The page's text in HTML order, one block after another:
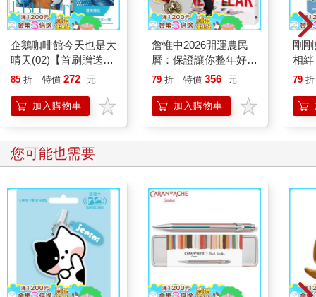
種有效的分析方式。
那麼，我們該如何掌握商業銀行的流動性狀況呢？其中一個方法
是分析聯準會（Fed）的資產負債表。聯準會的資產與負債必須始
終保持平衡，這是一種會計恆等式。透過簡化該結構，我們可以
Δ準備金 = Δ SOMA帳戶 + Δ貸款餘額（如流動性支援窗口）- Δ
逆回購餘額 - Δ財政部TGA帳戶餘額
這個公式幫助我們理解，每個項目如何影響準備金的多寡：
升，代表聯準會購買資產、釋放流動性；反之則是資產出售、收
回流動性。聯準會至 2022 年 3 月前持續執行量化寬鬆（QE），
- 貸款餘額：如再貼現窗口（Discount Window）、BTFP 等，反
映聯準會對銀行的臨時融資支援。貸款增加代表市場流動性注
入；減少則顯示資金回流、流動性收縮。
- 逆回購餘額（RRP）：如貨幣市場基金（MMF）或其他金融機
構將閒置資金短期存放至聯準會，並收取利息。餘額增加表示市
場資金被吸收；反之則代表流動性釋放。從 2022 年到 2023 年第
1季，聯準會透過逆回購有效吸收市場資金，但從2023年第二季至
企鵝咖啡館今天也是大
晴天(02)【首刷贈送
「謹賀新年」收藏卡】
85 折 特價 272 元
加入購物車
詹惟中2026開運農民
曆：保證讓你整年好
運、財源快馬加鞭一直
錢五帝錢吊飾】
79 折 特價 356 元
加入購物車
剛
相
要
79 折
您可能也需要